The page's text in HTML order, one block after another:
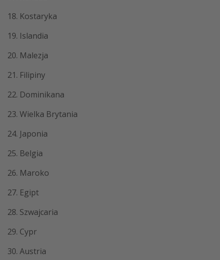
18. Kostaryka
19. Islandia
20. Malezja
21. Filipiny
22. Dominikana
23. Wielka Brytania
24. Japonia
25. Belgia
26. Maroko
27. Egipt
28. Szwajcaria
29. Cypr
30. Austria